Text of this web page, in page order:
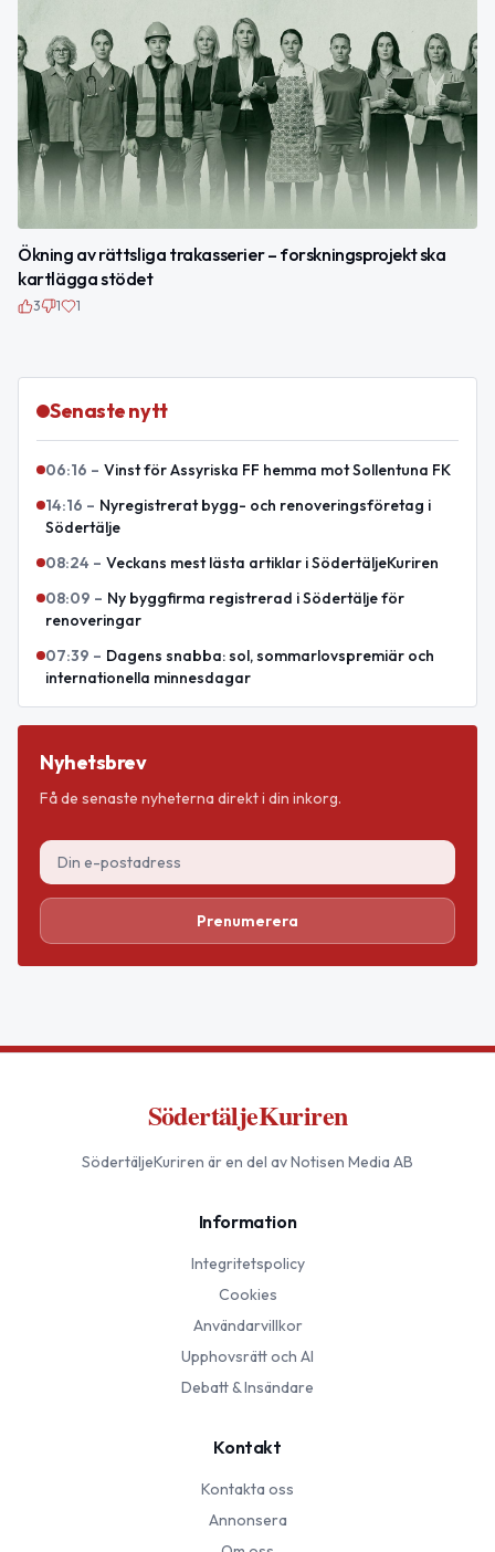
Ökning av rättsliga trakasserier – forskningsprojekt ska
kartlägga stödet
3 1 1
Senaste nytt
06:16 – Vinst för Assyriska FF hemma mot Sollentuna FK
14:16 – Nyregistrerat bygg- och renoveringsföretag i
Södertälje
08:24 – Veckans mest lästa artiklar i SödertäljeKuriren
08:09 – Ny byggfirma registrerad i Södertälje för
renoveringar
07:39 – Dagens snabba: sol, sommarlovspremiär och
internationella minnesdagar
Nyhetsbrev
Få de senaste nyheterna direkt i din inkorg.
Prenumerera
SödertäljeKuriren
SödertäljeKuriren är en del av Notisen Media AB
Information
Integritetspolicy
Cookies
Användarvillkor
Upphovsrätt och AI
Debatt & Insändare
Kontakt
Kontakta oss
Annonsera